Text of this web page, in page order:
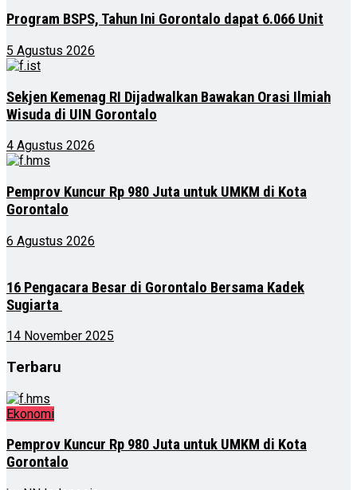
Program BSPS, Tahun Ini Gorontalo dapat 6.066 Unit
5 Agustus 2026
Sekjen Kemenag RI Dijadwalkan Bawakan Orasi Ilmiah
Wisuda di UIN Gorontalo
4 Agustus 2026
Pemprov Kuncur Rp 980 Juta untuk UMKM di Kota
Gorontalo
6 Agustus 2026
16 Pengacara Besar di Gorontalo Bersama Kadek
Sugiarta
14 November 2025
Terbaru
Ekonomi
Pemprov Kuncur Rp 980 Juta untuk UMKM di Kota
Gorontalo